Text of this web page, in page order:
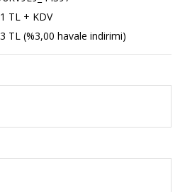
TL + KDV
TL (%3,00 havale indirimi)